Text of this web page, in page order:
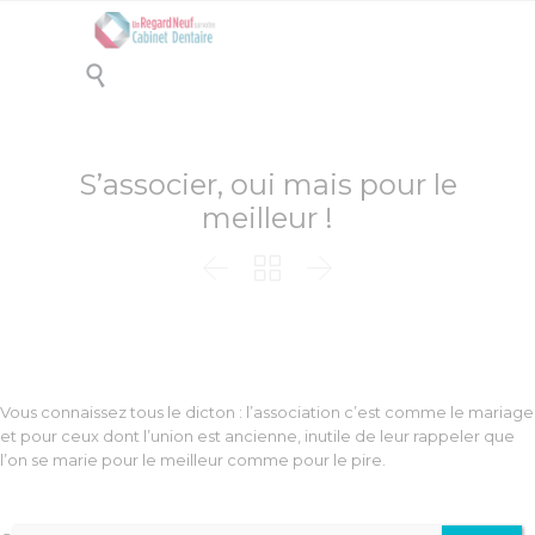

S’associer, oui mais pour le
meilleur !
Vous connaissez tous le dicton : l’association c’est comme le mariage
et pour ceux dont l’union est ancienne, inutile de leur rappeler que
l’on se marie pour le meilleur comme pour le pire.